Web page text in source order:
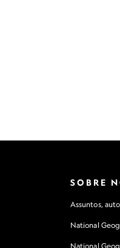
SOBRE
Assuntos,
National
National